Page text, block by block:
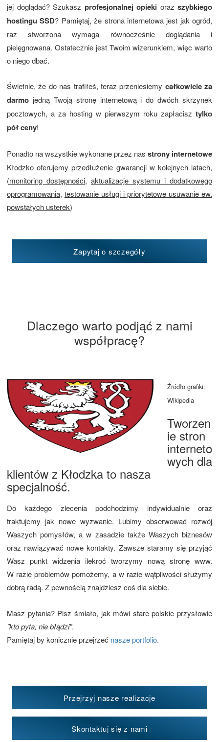
jej doglądać? Szukasz profesjonalnej opieki oraz szybkiego
hostingu SSD? Pamiętaj, że strona internetowa jest jak ogród,
raz stworzona wymaga równocześnie doglądania i
pielęgnowana. Ostatecznie jest Twoim wizerunkiem, więc warto
o niego dbać.
Świetnie, że do nas trafiłeś, teraz przeniesiemy całkowicie za
darmo jedną Twoją stronę internetową i do dwóch skrzynek
pocztowych, a za hosting w pierwszym roku zapłacisz tylko
pół ceny!
Ponadto na wszystkie wykonane przez nas strony internetowe
Kłodzko oferujemy przedłużenie gwarancji w kolejnych latach,
(monitoring dostępności, aktualizacje systemu i dodatkowego
oprogramowania, testowanie usługi i priorytetowe usuwanie ew.
powstałych usterek)
Zapytaj o szczegóły
Dlaczego warto podjąć z nami
współpracę?
Źródło grafiki:
Wikipedia
Tworzen
ie stron
interneto
wych dla
klientów z Kłodzka to nasza
specjalność.
Do każdego zlecenia podchodzimy indywidualnie oraz
traktujemy jak nowe wyzwanie. Lubimy obserwować rozwój
Waszych pomysłów, a w zasadzie także Waszych biznesów
oraz nawiązywać nowe kontakty. Zawsze staramy się przyjąć
Wasz punkt widzenia ilekroć tworzymy nową stronę www.
W razie problemów pomożemy, a w razie wątpliwości służymy
dobrą radą. Z pewnością znajdziesz coś dla siebie.
Masz pytania? Pisz śmiało, jak mówi stare polskie przysłowie
"kto pyta, nie błądzi".
Pamiętaj by konicznie przejrzeć nasze portfolio.
Przejrzyj nasze realizacje
Skontaktuj się z nami